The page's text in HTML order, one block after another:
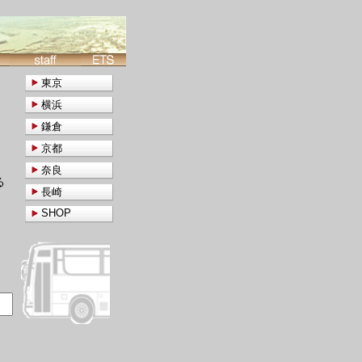
東京
横浜
鎌倉
京都
奈良
長崎
SHOP